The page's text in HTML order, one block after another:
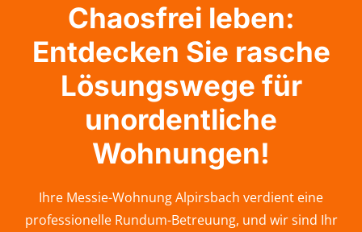
Chaosfrei leben:
Entdecken Sie rasche
Lösungswege für
unordentliche
Wohnungen!
Ihre Messie-Wohnung Alpirsbach verdient eine
professionelle Rundum-Betreuung, und wir sind Ihr